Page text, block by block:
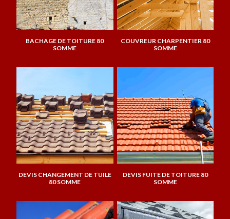
BACHAGE DE TOITURE 80
SOMME
COUVREUR CHARPENTIER 80
SOMME
DEVIS CHANGEMENT DE TUILE
80 SOMME
DEVIS FUITE DE TOITURE 80
SOMME